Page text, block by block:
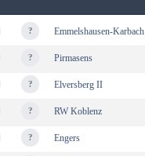
Emmelshausen-Karbach
?
Pirmasens
?
Elversberg II
?
RW Koblenz
?
Engers
?